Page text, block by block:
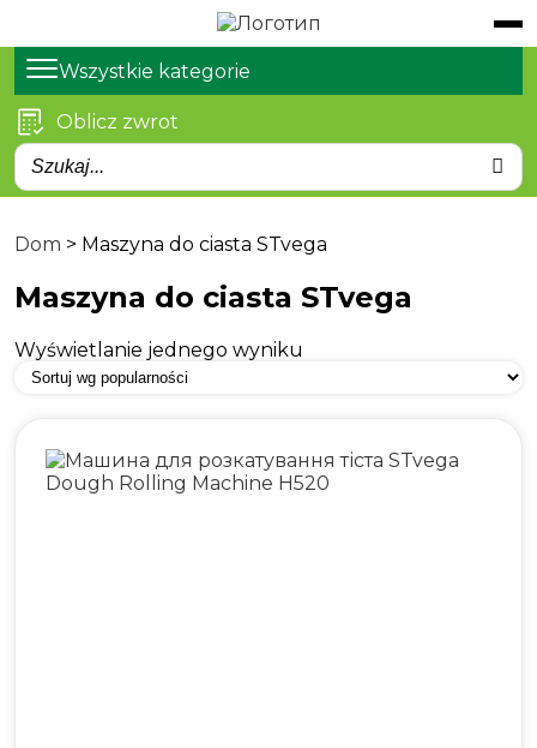
Katalog
Produkty
O nas
Kontakty
Domasław, Wrocławska
38
Wszystkie kategorie
Oblicz zwrot
Dom > Maszyna do ciasta STvega
Maszyna do ciasta STvega
Wyświetlanie jednego wyniku